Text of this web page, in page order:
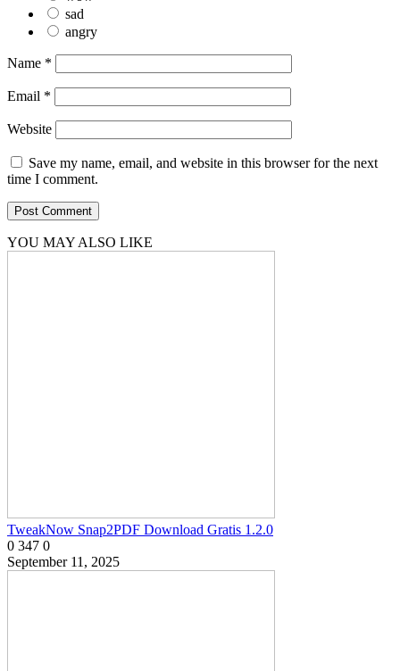
sad
angry
Name *
Email *
Website
Save my name, email, and website in this browser for the next
time I comment.
YOU MAY ALSO LIKE
TweakNow Snap2PDF Download Gratis 1.2.0
0 347 0
September 11, 2025